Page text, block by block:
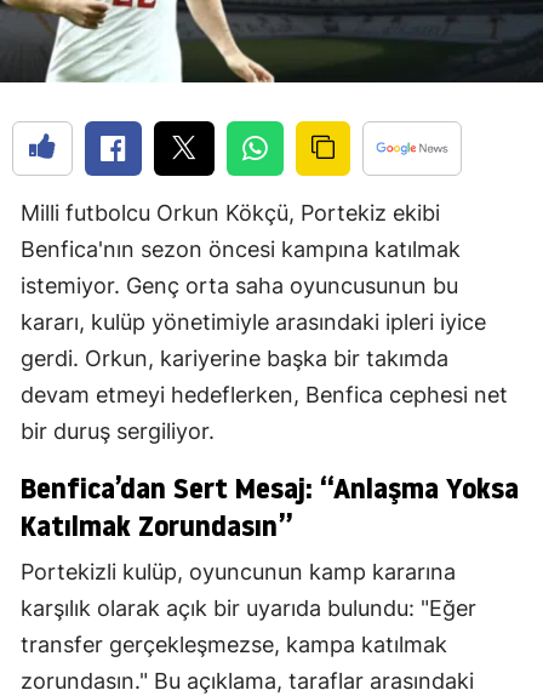
Milli futbolcu Orkun Kökçü, Portekiz ekibi
Benfica'nın sezon öncesi kampına katılmak
istemiyor. Genç orta saha oyuncusunun bu
kararı, kulüp yönetimiyle arasındaki ipleri iyice
gerdi. Orkun, kariyerine başka bir takımda
devam etmeyi hedeflerken, Benfica cephesi net
bir duruş sergiliyor.
Benfica’dan Sert Mesaj: “Anlaşma Yoksa
Katılmak Zorundasın”
Portekizli kulüp, oyuncunun kamp kararına
karşılık olarak açık bir uyarıda bulundu: "Eğer
transfer gerçekleşmezse, kampa katılmak
zorundasın." Bu açıklama, taraflar arasındaki